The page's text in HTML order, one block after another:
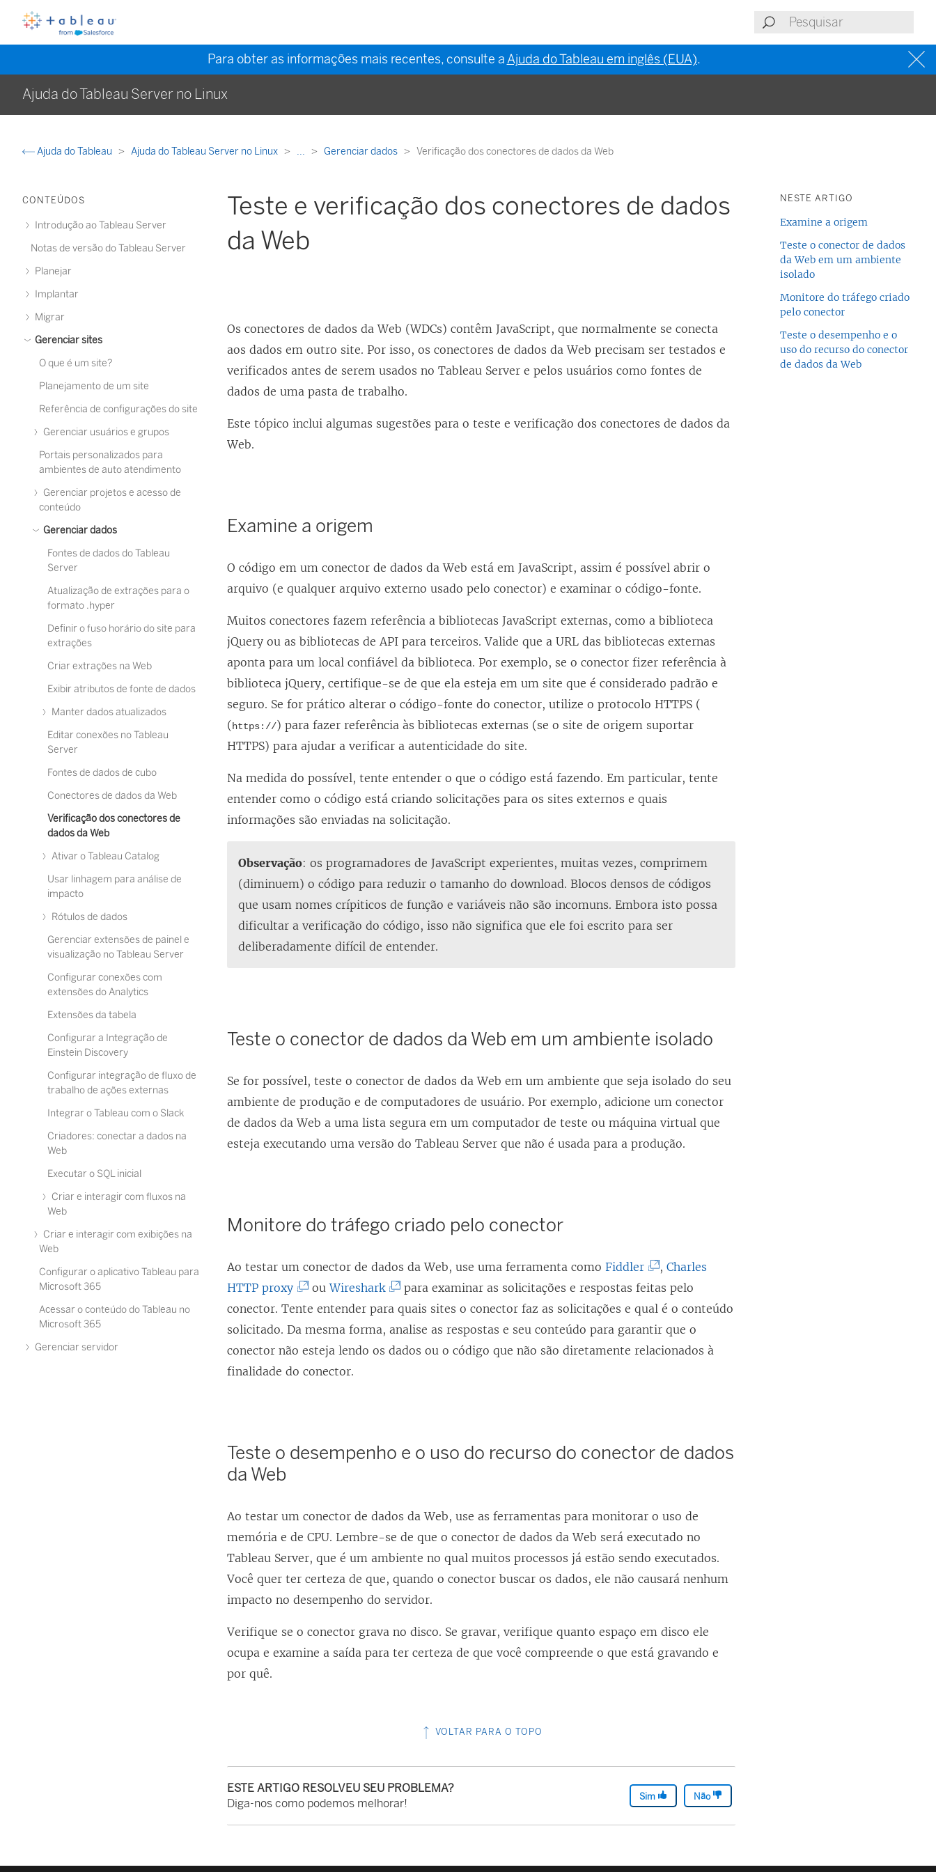
Para obter as informações mais recentes, consulte aAjuda do Tableau em inglês (EUA).
Ajuda do Tableau Server no Linux
Ajuda do Tableau Ajuda do Tableau Server no Linux ... Gerenciar dados Verificação dos conectores de dados da Web
CONTEÚDOS
Introdução ao Tableau Server
Notas de versão do Tableau Server
Planejar
Implantar
Migrar
Gerenciar sites
O que é um site?
Planejamento de um site
Referência de configurações do site
Gerenciar usuários e grupos
Portais personalizados para
ambientes de auto atendimento
Gerenciar projetos e acesso de
conteúdo
Gerenciar dados
Fontes de dados do Tableau
Server
Atualização de extrações para o
formato .hyper
Definir o fuso horário do site para
extrações
Criar extrações na Web
Exibir atributos de fonte de dados
Manter dados atualizados
Editar conexões no Tableau
Server
Fontes de dados de cubo
Conectores de dados da Web
Verificação dos conectores de
dados da Web
Ativar o Tableau Catalog
Usar linhagem para análise de
impacto
Rótulos de dados
Gerenciar extensões de painel e
visualização no Tableau Server
Configurar conexões com
extensões do Analytics
Extensões da tabela
Configurar a Integração de
Einstein Discovery
Configurar integração de fluxo de
trabalho de ações externas
Integrar o Tableau com o Slack
Criadores: conectar a dados na
Web
Executar o SQL inicial
Criar e interagir com fluxos na
Web
Criar e interagir com exibições na
Web
Configurar o aplicativo Tableau para
Microsoft 365
Acessar o conteúdo do Tableau no
Microsoft 365
Gerenciar servidor
Teste e verificação dos conectores de dados
da Web
Os conectores de dados da Web (WDCs) contêm JavaScript, que normalmente se conecta
aos dados em outro site. Por isso, os conectores de dados da Web precisam ser testados e
verificados antes de serem usados no Tableau Server e pelos usuários como fontes de
dados de uma pasta de trabalho.
Este tópico inclui algumas sugestões para o teste e verificação dos conectores de dados da
Web.
Examine a origem
O código em um conector de dados da Web está em JavaScript, assim é possível abrir o
arquivo (e qualquer arquivo externo usado pelo conector) e examinar o código-fonte.
Muitos conectores fazem referência a bibliotecas JavaScript externas, como a biblioteca
jQuery ou as bibliotecas de API para terceiros. Valide que a URL das bibliotecas externas
aponta para um local confiável da biblioteca. Por exemplo, se o conector fizer referência à
biblioteca jQuery, certifique-se de que ela esteja em um site que é considerado padrão e
seguro. Se for prático alterar o código-fonte do conector, utilize o protocolo HTTPS (
(https://) para fazer referência às bibliotecas externas (se o site de origem suportar
HTTPS) para ajudar a verificar a autenticidade do site.
Na medida do possível, tente entender o que o código está fazendo. Em particular, tente
entender como o código está criando solicitações para os sites externos e quais
informações são enviadas na solicitação.
Observação: os programadores de JavaScript experientes, muitas vezes, comprimem
(diminuem) o código para reduzir o tamanho do download. Blocos densos de códigos
que usam nomes crípiticos de função e variáveis não são incomuns. Embora isto possa
dificultar a verificação do código, isso não significa que ele foi escrito para ser
deliberadamente difícil de entender.
Teste o conector de dados da Web em um ambiente isolado
Se for possível, teste o conector de dados da Web em um ambiente que seja isolado do seu
ambiente de produção e de computadores de usuário. Por exemplo, adicione um conector
de dados da Web a uma lista segura em um computador de teste ou máquina virtual que
esteja executando uma versão do Tableau Server que não é usada para a produção.
Monitore do tráfego criado pelo conector
Ao testar um conector de dados da Web, use uma ferramenta comoFiddler(
O
l
i
n
e
n
o
v
a
,Charles
HTTP proxy(
O
l
i
n
r
m
n
o
v
a
ouWireshark(
O
l
r
m
n
o
v
a
para examinar as solicitações e respostas feitas pelo
conector. Tente entender para quais sites o conector faz as solicitações e qual é o conteúdo
solicitado. Da mesma forma, analise as respostas e seu conteúdo para garantir que o
conector não esteja lendo os dados ou o código que não são diretamente relacionados à
finalidade do conector.
Teste o desempenho e o uso do recurso do conector de dados
da Web
Ao testar um conector de dados da Web, use as ferramentas para monitorar o uso de
memória e de CPU. Lembre-se de que o conector de dados da Web será executado no
Tableau Server, que é um ambiente no qual muitos processos já estão sendo executados.
Você quer ter certeza de que, quando o conector buscar os dados, ele não causará nenhum
impacto no desempenho do servidor.
Verifique se o conector grava no disco. Se gravar, verifique quanto espaço em disco ele
ocupa e examine a saída para ter certeza de que você compreende o que está gravando e
por quê.
VOLTAR PARA O TOPO
ESTE ARTIGO RESOLVEU SEU PROBLEMA?
Diga-nos como podemos melhorar!
Sim Não
NESTE ARTIGO
Examine a origem
Teste o conector de dados
da Web em um ambiente
isolado
Monitore do tráfego criado
pelo conector
Teste o desempenho e o
uso do recurso do conector
de dados da Web